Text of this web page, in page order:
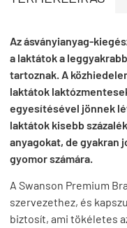
Az ásványianyag-
a laktátok a
tartoznak. A
laktátok
egyesítésével jönnek
laktátok kisebb
anyagokat, de gyakran
gyomor számára.
A Swanson Premium
szervezethez, és
biztosít, ami tökéletes